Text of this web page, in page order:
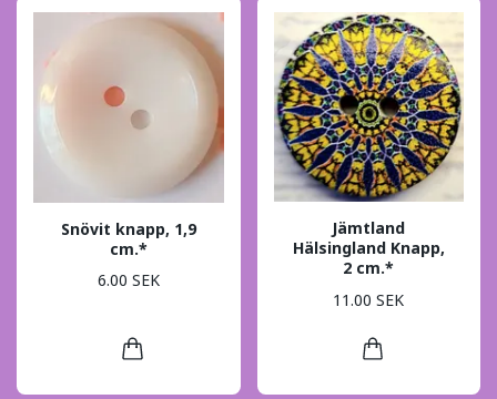
Snövit knapp, 1,9
cm.*
6.00 SEK
Jämtland
Hälsingland Knapp,
2 cm.*
11.00 SEK